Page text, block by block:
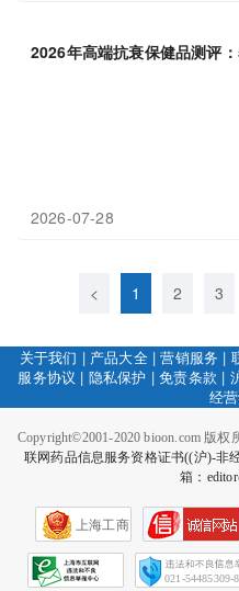
2026年高端抗衰保健品测评
2026-07-28
< 1 2 3
关于我们 | 产品大全|营销服务 |
服务协议 | 隐私保护 |免责条款 |
经
Copyright©2001-2020 bioon.com 版
联网药品信息服务资格证书((沪)-非
箱：
上海工商
021-54485309-